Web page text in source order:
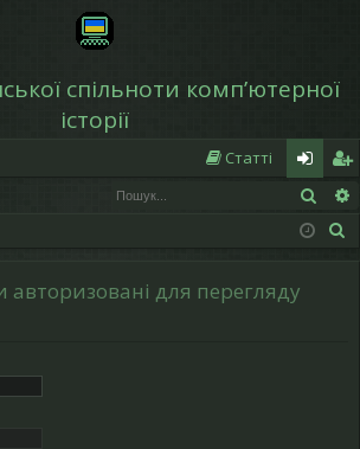
спільноти компʼютерної
історії
Статті
хі
д
еє
ст
авторизовані для перегляду